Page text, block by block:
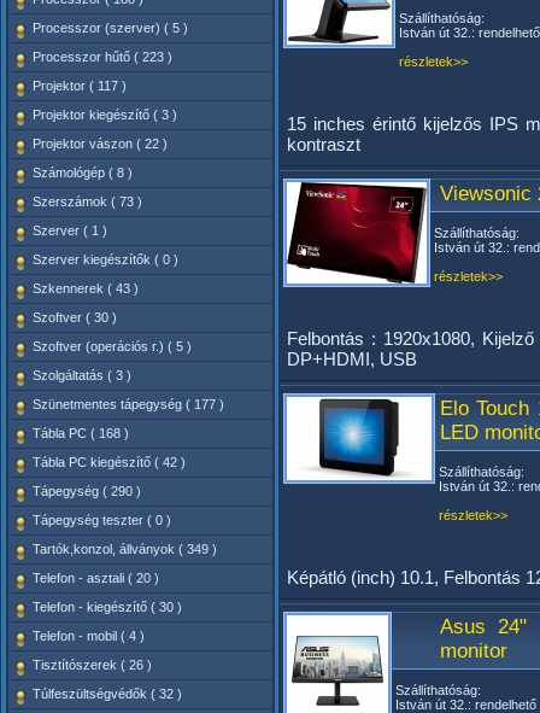
Processzor (szerver) ( 5 )
Processzor hűtő ( 223 )
Projektor ( 117 )
Projektor kiegészítő ( 3 )
Projektor vászon ( 22 )
Számológép ( 8 )
Szerszámok ( 73 )
Szerver ( 1 )
Szerver kiegészítők ( 0 )
Szkennerek ( 43 )
Szoftver ( 30 )
Szoftver (operációs r.) ( 5 )
Szolgáltatás ( 3 )
Szünetmentes tápegység ( 177 )
Tábla PC ( 168 )
Tábla PC kiegészítő ( 42 )
Tápegység ( 290 )
Tápegység teszter ( 0 )
Tartók,konzol, állványok ( 349 )
Telefon - asztali ( 20 )
Telefon - kiegészítő ( 30 )
Telefon - mobil ( 4 )
Tisztítószerek ( 26 )
Túlfeszültségvédők ( 32 )
Szállíthatóság:
István út 32.: rendelhető
részletek>>
15 inches érintő kijelzős IPS
kontraszt
Viewsonic
Szállíthatóság:
István út 32.:
részletek>>
Felbontás : 1920x1080,
DP+HDMI, USB
Elo Touch
LED
Szállíthatóság:
István út 32.:
részletek>>
Képátló (inch) 10.1, Felbontás
Asus 24"
monitor
Szállíthatóság:
István út 32.: rendelhető